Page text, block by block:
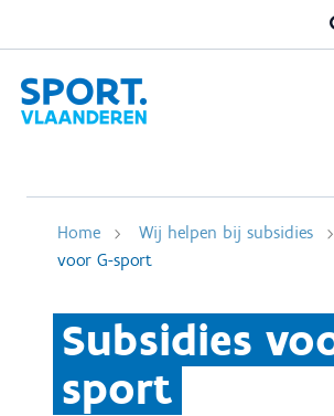
Home Wij helpen bij subsidies
voor G-sport
Subsidies
sport